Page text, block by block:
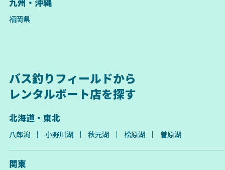
福岡県
バス釣りフィールドから
レンタルボート店を探す
北海道・東北
八郎潟 小野川湖 秋元湖 桧原湖 曽原湖
関東